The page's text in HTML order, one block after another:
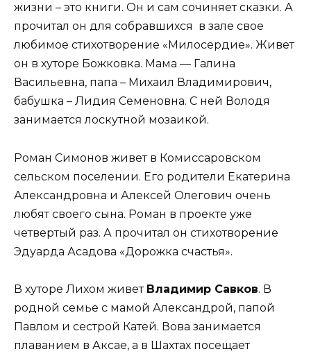
жизни – это книги. Он и сам сочиняет сказки. А
прочитал он для собравшихся в зале свое
любимое стихотворение «Милосердие». Живет
он в хуторе Божковка. Мама — Галина
Васильевна, папа – Михаил Владимирович,
бабушка – Лидия Семеновна. С ней Володя
занимается лоскутной мозаикой.
Роман Симонов живет в Комиссаровском
сельском поселении. Его родители Екатерина
Александровна и Алексей Олегович очень
любят своего сына. Роман в проекте уже
четвертый раз. А прочитал он стихотворение
Эдуарда Асадова «Дорожка счастья».
В хуторе Лихом живет Владимир Савков. В
родной семье с мамой Александрой, папой
Павлом и сестрой Катей. Вова занимается
плаванием в Аксае, а в Шахтах посещает